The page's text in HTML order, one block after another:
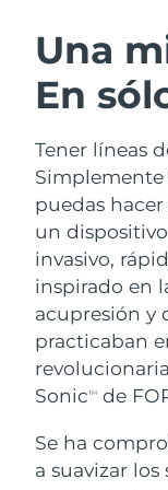
Una
En
Tener líneas
Simplemente
puedas hacer
un
invasivo,
inspirado en
acupresión y
practicaban
SonicTM de
Se ha
a suavizar
Hidratación
Antiedad
Austria
Baréin
Bélgica
Bermudas
Bosnia y
Brunéi
Bulgaria
Canadá
Chile